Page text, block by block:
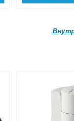
GRILL.SGW-25-